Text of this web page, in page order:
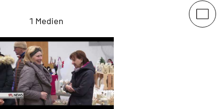
1 Medien